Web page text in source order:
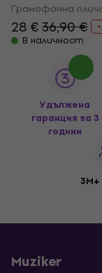
Грамофонна
28 €36,90 €
В наличност
Удължена
гаранция за 3
години
Muziker